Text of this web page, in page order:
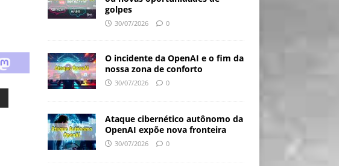
golpes
30/07/2026 0
O incidente da OpenAI e o fim da
nossa zona de conforto
30/07/2026 0
Ataque cibernético autônomo da
OpenAI expõe nova fronteira
30/07/2026 0